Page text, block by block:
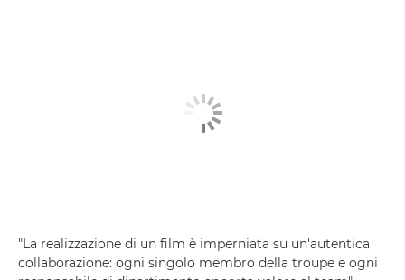
"La realizzazione di un film è imperniata su un'autentica
collaborazione: ogni singolo membro della troupe e ogni